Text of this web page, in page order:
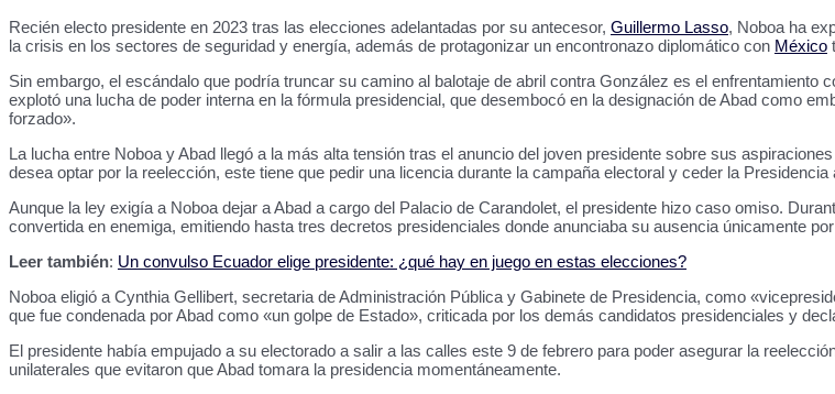
Recién electo presidente en 2023 tras las elecciones adelantadas por su antecesor, Guillermo Lasso, Noboa ha
la crisis en los sectores de seguridad y energía, además de protagonizar un encontronazo diplomático con México
Sin embargo, el escándalo que podría truncar su camino al balotaje de abril contra González es el enfrentamiento
explotó una lucha de poder interna en la fórmula presidencial, que desembocó en la designación de Abad como
forzado».
La lucha entre Noboa y Abad llegó a la más alta tensión tras el anuncio del joven presidente sobre sus
desea optar por la reelección, este tiene que pedir una licencia durante la campaña electoral y ceder la
Aunque la ley exigía a Noboa dejar a Abad a cargo del Palacio de Carandolet, el presidente hizo caso omiso.
convertida en enemiga, emitiendo hasta tres decretos presidenciales donde anunciaba su ausencia únicamente
Leer también: Un convulso Ecuador elige presidente: ¿qué hay en juego en estas elecciones?
Noboa eligió a Cynthia Gellibert, secretaria de Administración Pública y Gabinete de Presidencia, como
que fue condenada por Abad como «un golpe de Estado», criticada por los demás candidatos presidenciales y
El presidente había empujado a su electorado a salir a las calles este 9 de febrero para poder asegurar la
unilaterales que evitaron que Abad tomara la presidencia momentáneamente.